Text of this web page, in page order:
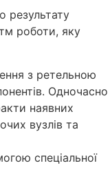
результату
роботи, яку
з ретельною
Одночасно
наявних
вузлів та
спеціальної